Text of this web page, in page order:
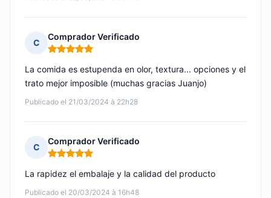
C
Comprador Verificado
Nota: 5 de 5
Publicado el 21/03/2024 à 22h28
La comida es estupenda en olor, textura... opciones y el
trato mejor imposible (muchas gracias Juanjo)
C
Comprador Verificado
Nota: 5 de 5
Publicado el 20/03/2024 à 16h48
La rapidez el embalaje y la calidad del producto